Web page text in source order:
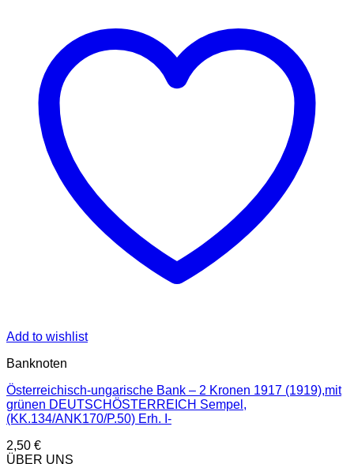
Add to wishlist
Banknoten
Österreichisch-ungarische Bank – 2 Kronen 1917 (1919),mit
grünen DEUTSCHÖSTERREICH Sempel,
(KK.134/ANK170/P.50) Erh. I-
2,50 €
ÜBER UNS